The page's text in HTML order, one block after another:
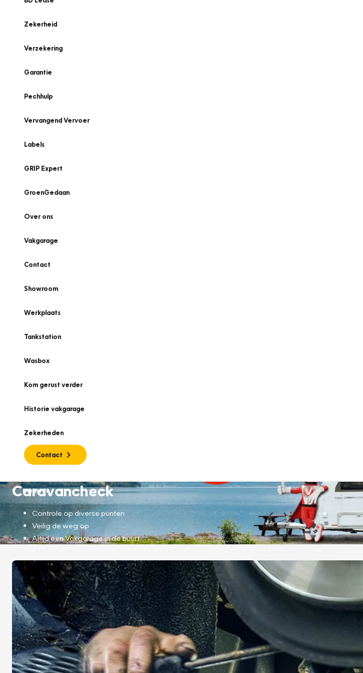
Zekerheid
Verzekering
Garantie
Pechhulp
Vervangend Vervoer
Labels
GRIP Expert
GroenGedaan
Over ons
Vakgarage
Contact
Showroom
Werkplaats
Tankstation
Wasbox
Kom gerust verder
Historie vakgarage
Zekerheden
Contact
Diensten
Caravancheck
Controle op diverse punten
Veilig de weg op
Altijd een Vakgarage in de buurt